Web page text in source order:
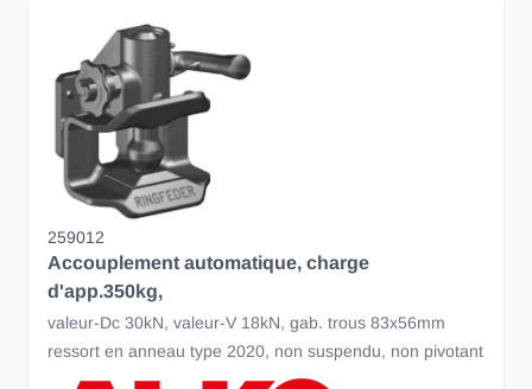
259012
Accouplement automatique, charge
d'app.350kg,
valeur-Dc 30kN, valeur-V 18kN, gab. trous 83x56mm
ressort en anneau type 2020, non suspendu, non pivotant